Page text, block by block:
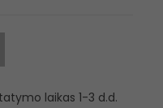
laikas 1-3 d.d.